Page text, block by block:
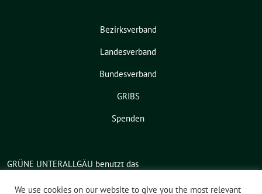
Bezirksverband
Landesverband
Bundesverband
GRIBS
Spenden
GRÜNE UNTERALLGÄU benutzt das
Angebot derverdigado eG.
We use cookies on our website to give you the most relevant